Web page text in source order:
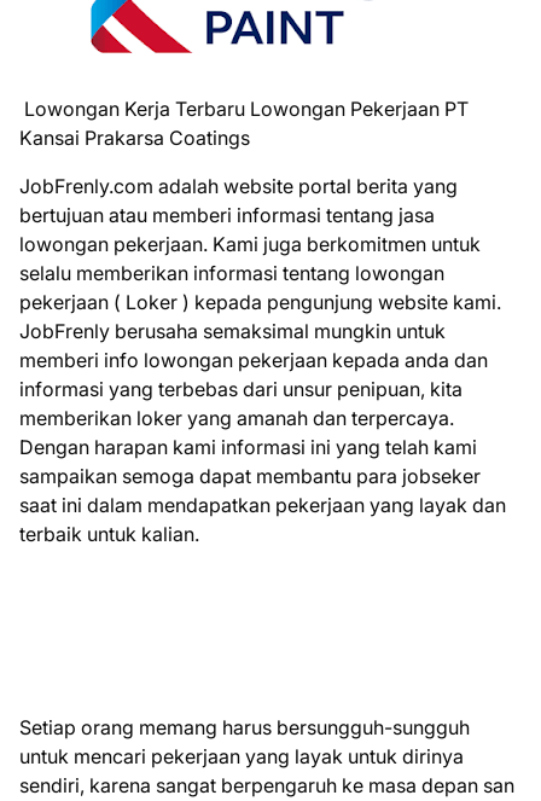
Lowongan Kerja Terbaru Lowongan Pekerjaan PT
Kansai Prakarsa Coatings
JobFrenly.com adalah website portal berita yang
bertujuan atau memberi informasi tentang jasa
lowongan pekerjaan. Kami juga berkomitmen untuk
selalu memberikan informasi tentang lowongan
pekerjaan ( Loker ) kepada pengunjung website kami.
JobFrenly berusaha semaksimal mungkin untuk
memberi info lowongan pekerjaan kepada anda dan
informasi yang terbebas dari unsur penipuan, kita
memberikan loker yang amanah dan terpercaya.
Dengan harapan kami informasi ini yang telah kami
sampaikan semoga dapat membantu para jobseker
saat ini dalam mendapatkan pekerjaan yang layak dan
terbaik untuk kalian.
Setiap orang memang harus bersungguh-sungguh
untuk mencari pekerjaan yang layak untuk dirinya
sendiri, karena sangat berpengaruh ke masa depan san